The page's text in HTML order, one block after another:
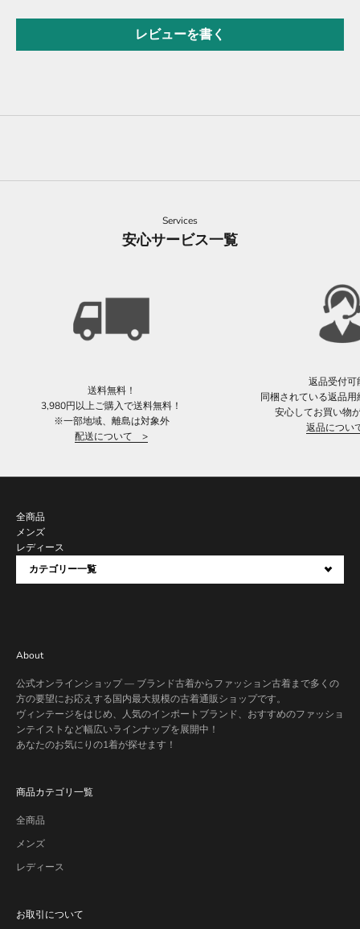
レビューを書く
Services
安心サービス一覧
送料無料！
3,980円以上ご購入で送料無料！
※一部地域、離島は対象外
配送について >
返品受付可
同梱されている返品
安心してお買い物
返品につ
全商品
メンズ
レディース
カテゴリー一覧
About
公式オンラインショップ — ブランド古着からファッション古着まで多くの
方の要望にお応えする国内最大規模の古着通販ショップです。
ヴィンテージをはじめ、人気のインポートブランド、おすすめのファッショ
ンテイストなど幅広いラインナップを展開中！
あなたのお気にりの1着が探せます！
商品カテゴリ一覧
全商品
メンズ
レディース
お取引について